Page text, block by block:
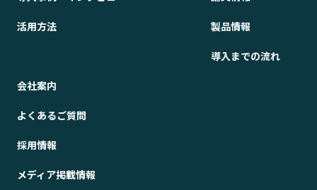
活用方法 製品情報
導入までの流れ
会社案内
よくあるご質問
採用情報
メディア掲載情報